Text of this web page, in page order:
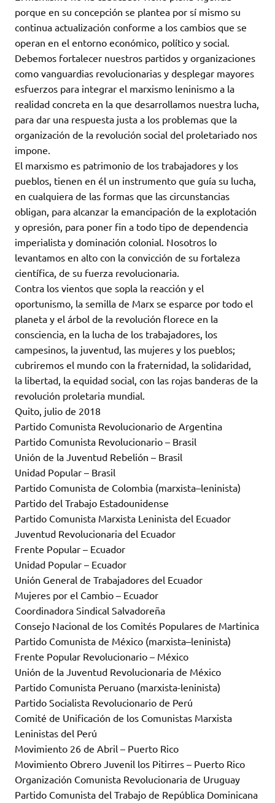
porque en su concepción se plantea por sí mismo su
continua actualización conforme a los cambios que se
operan en el entorno económico, político y social.
Debemos fortalecer nuestros partidos y organizaciones
como vanguardias revolucionarias y desplegar mayores
esfuerzos para integrar el marxismo leninismo a la
realidad concreta en la que desarrollamos nuestra lucha,
para dar una respuesta justa a los problemas que la
organización de la revolución social del proletariado nos
impone.
El marxismo es patrimonio de los trabajadores y los
pueblos, tienen en él un instrumento que guía su lucha,
en cualquiera de las formas que las circunstancias
obligan, para alcanzar la emancipación de la explotación
y opresión, para poner fin a todo tipo de dependencia
imperialista y dominación colonial. Nosotros lo
levantamos en alto con la convicción de su fortaleza
científica, de su fuerza revolucionaria.
Contra los vientos que sopla la reacción y el
oportunismo, la semilla de Marx se esparce por todo el
planeta y el árbol de la revolución florece en la
consciencia, en la lucha de los trabajadores, los
campesinos, la juventud, las mujeres y los pueblos;
cubriremos el mundo con la fraternidad, la solidaridad,
la libertad, la equidad social, con las rojas banderas de la
revolución proletaria mundial.
Quito, julio de 2018
Partido Comunista Revolucionario de Argentina
Partido Comunista Revolucionario – Brasil
Unión de la Juventud Rebelión – Brasil
Unidad Popular – Brasil
Partido Comunista de Colombia (marxista­–leninista)
Partido del Trabajo Estadounidense
Partido Comunista Marxista Leninista del Ecuador
Juventud Revolucionaria del Ecuador
Frente Popular – Ecuador
Unidad Popular – Ecuador
Unión General de Trabajadores del Ecuador
Mujeres por el Cambio – Ecuador
Coordinadora Sindical Salvadoreña
Consejo Nacional de los Comités Populares de Martinica
Partido Comunista de México (marxista–leninista)
Frente Popular Revolucionario – México
Unión de la Juventud Revolucionaria de México
Partido Comunista Peruano (marxista-leninista)
Partido Socialista Revolucionario de Perú
Comité de Unificación de los Comunistas Marxista
Leninistas del Perú
Movimiento 26 de Abril – Puerto Rico
Movimiento Obrero Juvenil los Pitirres – Puerto Rico
Organización Comunista Revolucionaria de Uruguay
Partido Comunista del Trabajo de República Dominicana